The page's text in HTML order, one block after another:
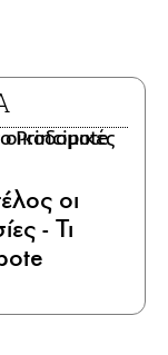
οι
- Τι